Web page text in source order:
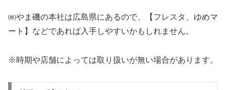
㈱やま磯の本社は広島県にあるので、【フレスタ、ゆめマ
ート】などであれば入手しやすいかもしれません。
※時期や店舗によっては取り扱いが無い場合があります。